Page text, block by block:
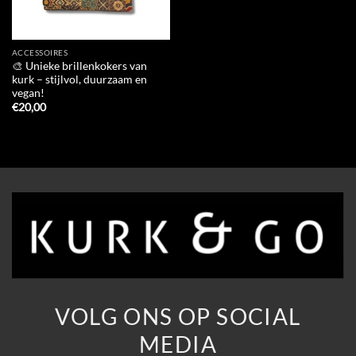
ACCESSOIRES
🎨 Unieke brillenkokers van
kurk – stijlvol, duurzaam en
vegan!
€20,00
VOLG ONS OP SOCIAL
MEDIA